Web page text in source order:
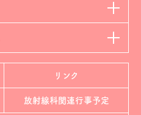
リンク
放射線科関連行事予定